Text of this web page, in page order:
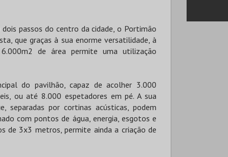
passos do centro da cidade, o Portimão
que graças à sua enorme versatilidade, à
de área permite uma utilização
do pavilhão, capaz de acolher 3.000
ou até 8.000 espetadores em pé. A sua
por cortinas acústicas, podem
com pontos de água, energia, esgotos e
de 3x3 metros, permite ainda a criação de